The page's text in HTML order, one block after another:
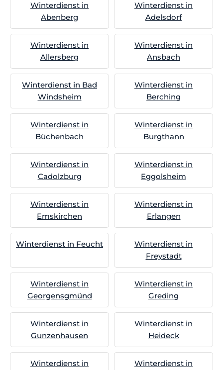
Winterdienst in
Abenberg
Winterdienst in
Adelsdorf
Winterdienst in
Allersberg
Winterdienst in
Ansbach
Winterdienst in Bad
Windsheim
Winterdienst in
Berching
Winterdienst in
Büchenbach
Winterdienst in
Burgthann
Winterdienst in
Cadolzburg
Winterdienst in
Eggolsheim
Winterdienst in
Emskirchen
Winterdienst in
Erlangen
Winterdienst in Feucht
Winterdienst in
Freystadt
Winterdienst in
Georgensgmünd
Winterdienst in
Greding
Winterdienst in
Gunzenhausen
Winterdienst in
Heideck
Winterdienst in
Winterdienst in